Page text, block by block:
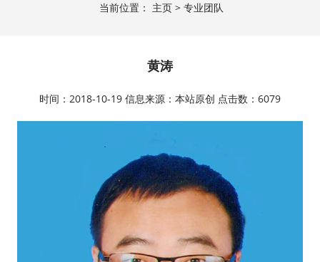
当前位置： 主页> 专业团队
黄涛
时间：2018-10-19 信息来源：本站原创 点击数：6079